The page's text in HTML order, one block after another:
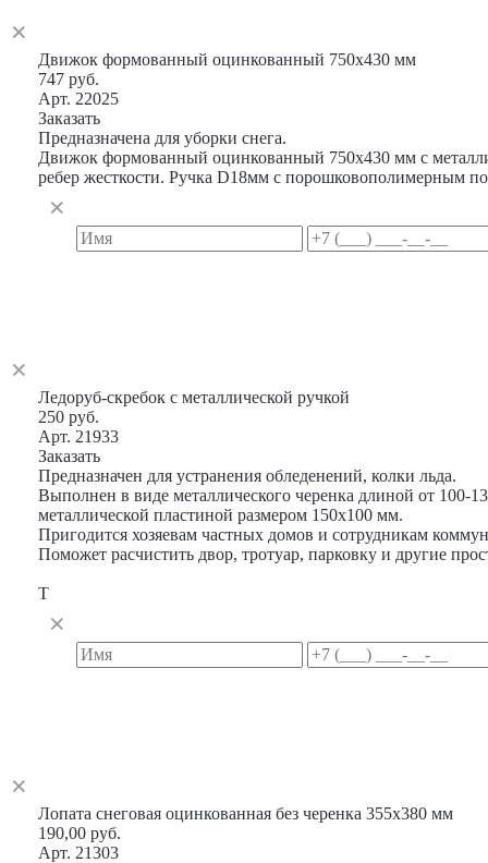
Движок формованный оцинкованный 750х430 мм
747 руб.
Арт. 22025
Заказать
Предназначена для уборки снега.
Движок формованный оцинкованный 750х430 мм с
ребер жесткости. Ручка D18мм с порошковополимерным
Ледоруб-скребок с металлической ручкой
250 руб.
Арт. 21933
Заказать
Предназначен для устранения обледенений, колки льда.
Выполнен в виде металлического черенка длиной от 100-
металлической пластиной размером 150х100 мм.
Пригодится хозяевам частных домов и сотрудникам
Поможет расчистить двор, тротуар, парковку и другие
Т
Лопата снеговая оцинкованная без черенка 355х380 мм
190,00 руб.
Арт. 21303